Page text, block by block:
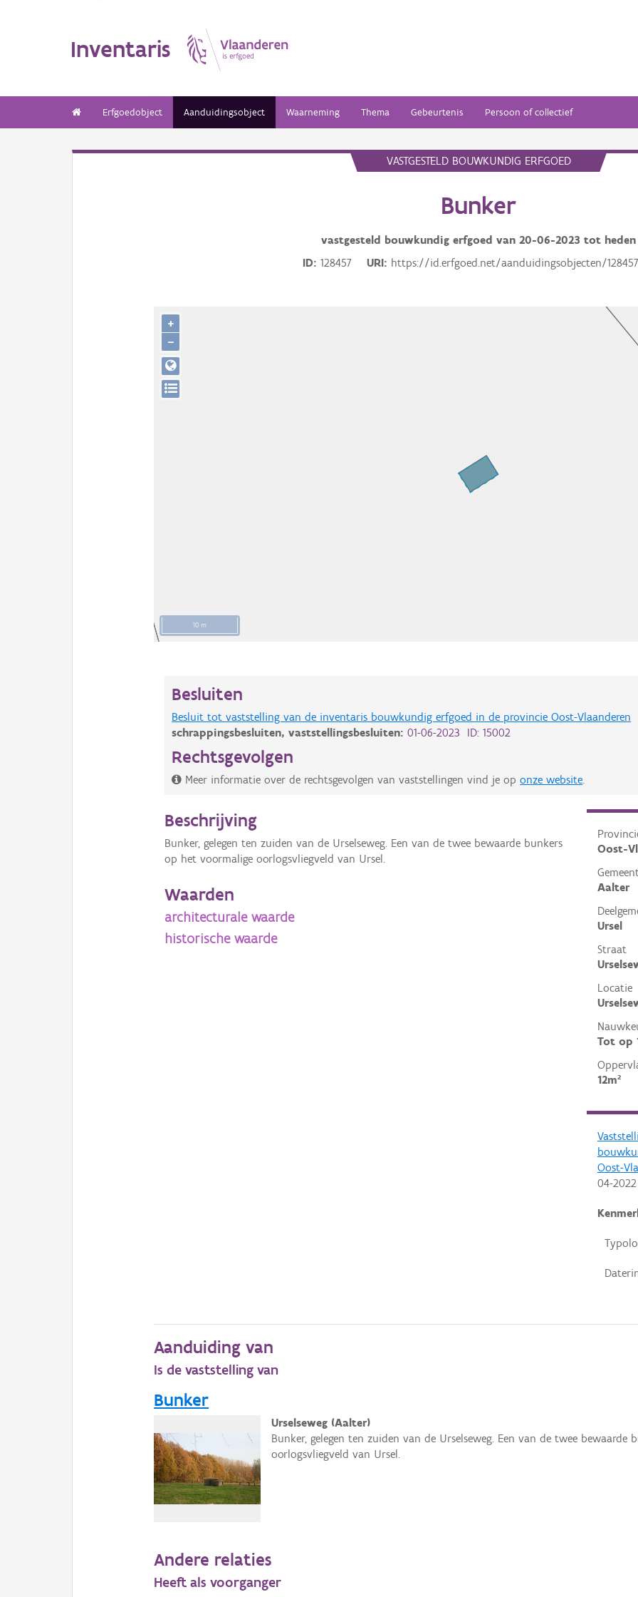
Inventaris
Erfgoedobject Aanduidingsobject Waarneming Thema Gebeurtenis Persoon of collectief
VASTGESTELD BOUWKUNDIG ERFGOED
Bunker
vastgesteld bouwkundig erfgoed van 20-06-2023 tot heden
ID
128457 URI https://id.erfgoed.net/aanduidingsobjecten/128457
10 m
+
−
Besluiten
Besluit tot vaststelling van de inventaris bouwkundig erfgoed in de provincie Oost-Vlaanderen
schrappingsbesluiten,vaststellingsbesluiten:01-06-2023 ID: 15002
Rechtsgevolgen
Meer informatie over de rechtsgevolgen van vaststellingen vind je oponze website.
Oost-
Aalter
Ursel
Straat
Locatie
Tot op
12m²
Oost-
04-2022
Beschrijving
Bunker, gelegen ten zuiden van de Urselseweg. Een van de twee bewaarde bunkers
op het voormalige oorlogsvliegveld van Ursel.
Waarden
architecturale waarde
historische waarde
Aanduiding van
Is de vaststelling van
Bunker
Urselseweg (Aalter)
Bunker, gelegen ten zuiden van de Urselseweg. Een van de twee bewaarde
oorlogsvliegveld van Ursel.
Andere relaties
Heeft als voorganger